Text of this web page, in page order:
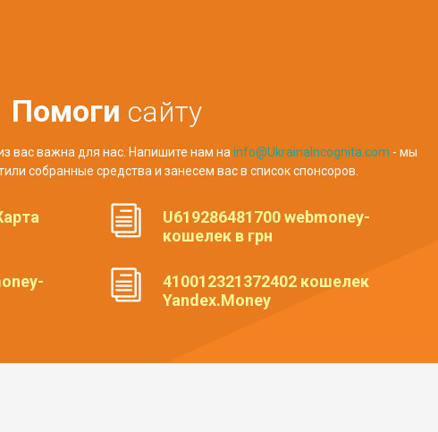
Помоги сайту
вас важна для нас. Напишите нам на info@UkrainaIncognita.com - мы
собранные средства и занесем вас в список спонсоров.
U619286481700 webmoney-
кошелек в грн
410012321372402 кошелек
Yandex.Money